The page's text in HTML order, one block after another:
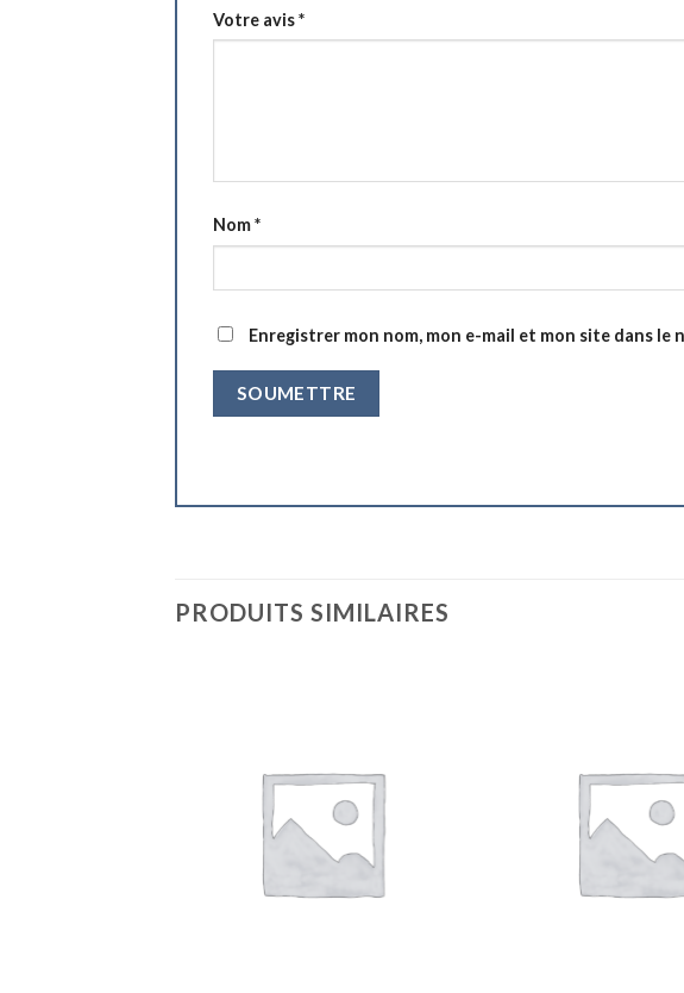
Votre avis*
Nom*
Enregistrer mon nom, mon e-mail et mon site dans
PRODUITS SIMILAIRES